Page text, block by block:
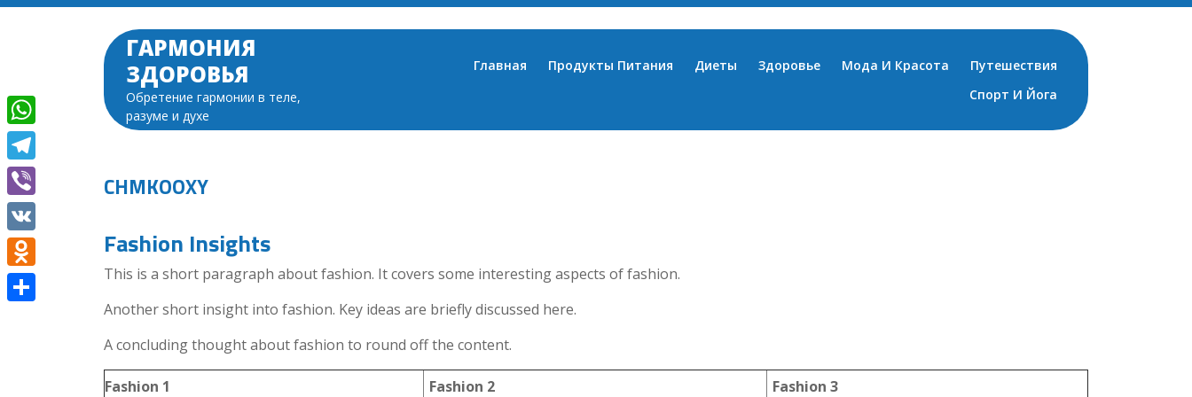
Перейти
ГАРМОНИЯ
ЗДОРОВЬЯ
Обретение гармонии в теле,
разуме и духе
Главная Продукты Питания Диеты Здоровье Мода И Красота
Путешествия
Спорт И Йога
CHMKOOXY
Fashion Insights
This is a short paragraph about fashion. It covers some interesting aspects of fashion.
Another short insight into fashion. Key ideas are briefly discussed here.
A concluding thought about fashion to round off the content.
Fashion 1 Fashion 2
Fashion 3
WhatsApp
Telegram
Viber
VK
Odnoklassniki